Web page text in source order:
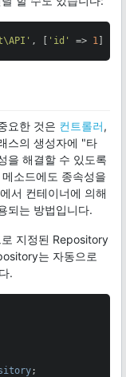
, [ 'id' => 1
요한 것은 컨트롤러,
스의 생성자에 "타
을 해결할 수 있도록
메소드에도 종속성을
서 컨테이너에 의해
되는 방법입니다.
지정된 Repository
는 자동으로
.
;